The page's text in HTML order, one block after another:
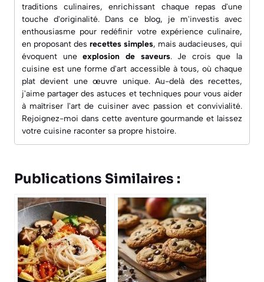
traditions culinaires, enrichissant chaque repas d'une
touche d'originalité. Dans ce blog, je m'investis avec
enthousiasme pour redéfinir votre expérience culinaire,
en proposant des recettes simples, mais audacieuses, qui
évoquent uneexplosion de saveurs. Je crois que la
cuisine est une forme d'art accessible à tous, où chaque
plat devient une œuvre unique. Au-delà des recettes,
j'aime partager des astuces et techniques pour vous aider
à maîtriser l'art de cuisiner avec passion et convivialité.
Rejoignez-moi dans cette aventure gourmande et laissez
votre cuisine raconter sa propre histoire.
Publications Similaires :